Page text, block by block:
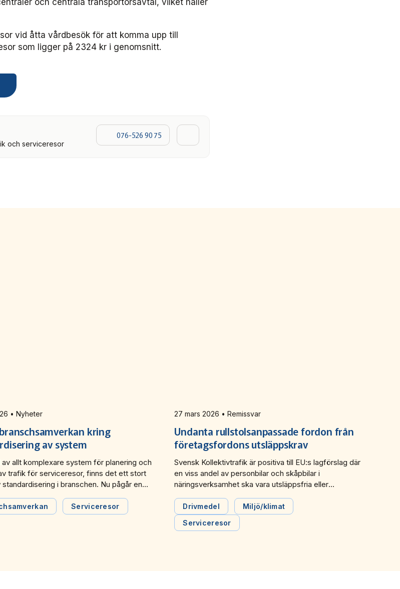
och centrala transportörsavtal, vilket håller
vid åtta vårdbesök för att komma upp till
som ligger på 2324 kr i genomsnitt.
076-526 90 75
och serviceresor
19 maj 2026 • Nyheter
kring
av system
av allt komplexare system för planering och
trafik för serviceresor, finns det ett stort
i branschen. Nu pågår en
Jonas Johansson valts in i styrelsen
och kassör.
Serviceresor
27 mars 2026 • Remissvar
Undanta rullstolsanpassade fordon från
företagsfordons utsläppskrav
Svensk Kollektivtrafik är positiva till EU:s lagförslag där
en viss andel av personbilar och skåpbilar i
näringsverksamhet ska vara utsläppsfria eller
behövs ett undantag från kraven för rullstolsanpassade
fordon som är ofta specialanpassade och det finns
väldigt få tillverkare av elektrifierade specialfordon.
Drivmedel
Miljö/klimat
Serviceresor